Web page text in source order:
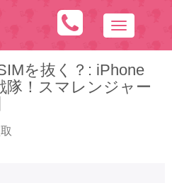
N
a
v
i
を抜く？: iPhone
隊！スマレンジャー